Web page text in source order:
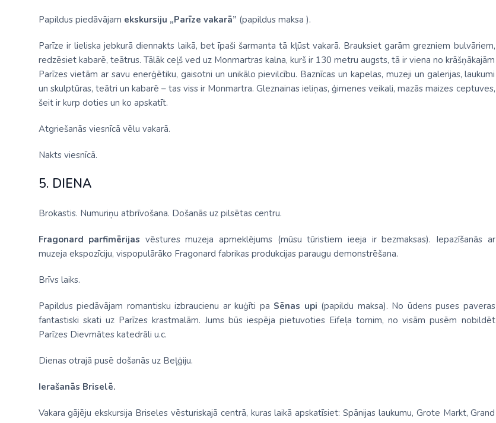
Papildus piedāvājam ekskursiju „Parīze vakarā” (papildus maksa ).
Parīze ir lieliska jebkurā diennakts laikā, bet īpaši šarmanta tā kļūst vakarā. Brauksiet garām grezniem bulvāriem,
redzēsiet kabarē, teātrus. Tālāk ceļš ved uz Monmartras kalna, kurš ir 130 metru augsts, tā ir viena no krāšņākajām
Parīzes vietām ar savu enerģētiku, gaisotni un unikālo pievilcību. Baznīcas un kapelas, muzeji un galerijas, laukumi
un skulptūras, teātri un kabarē – tas viss ir Monmartra. Gleznainas ieliņas, ģimenes veikali, mazās maizes ceptuves,
šeit ir kurp doties un ko apskatīt.
Atgriešanās viesnīcā vēlu vakarā.
Nakts viesnīcā.
5. DIENA
Brokastis. Numuriņu atbrīvošana. Došanās uz pilsētas centru.
Fragonard parfimērijas vēstures muzeja apmeklējums (mūsu tūristiem ieeja ir bezmaksas). Iepazīšanās ar
muzeja ekspozīciju, vispopulārāko Fragonard fabrikas produkcijas paraugu demonstrēšana.
Brīvs laiks.
Papildus piedāvājam romantisku izbraucienu ar kuģīti pa Sēnas upi (papildu maksa). No ūdens puses paveras
fantastiski skati uz Parīzes krastmalām. Jums būs iespēja pietuvoties Eifeļa tornim, no visām pusēm nobildēt
Parīzes Dievmātes katedrāli u.c.
Dienas otrajā pusē došanās uz Beļģiju.
Ierašanās Briselē.
Vakara gājēju ekskursija Briseles vēsturiskajā centrā, kuras laikā apskatīsiet: Spānijas laukumu, Grote Markt, Grand